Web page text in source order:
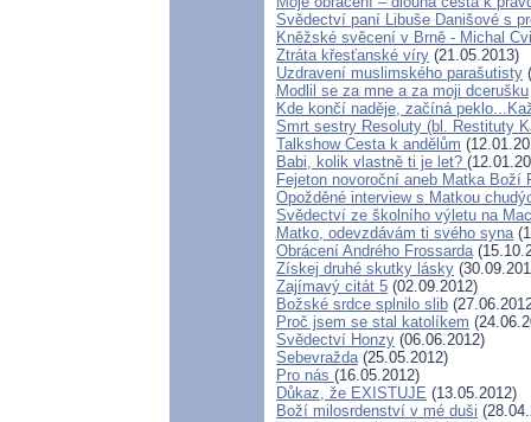
Svědectví paní Libuše Danišové s
Kněžské svěcení v Brně - Michal
Ztráta křesťanské víry (21.05.2013)
Uzdravení muslimského parašutisty
Modlil se za mne a za moji dcerušku
Kde končí naděje, začíná
Smrt sestry Resoluty (bl. Restituty
Talkshow Cesta k andělům
Babi, kolik vlastně ti je let?
Fejeton novoroční aneb Matka
Opožděné interview s Matkou
Svědectví ze školního výletu na
Matko, odevzdávám ti svého syna
Obrácení Andrého Frossarda
Získej druhé skutky lásky
Zajímavý citát 5 (02.09.2012)
Božské srdce splnilo slib
Proč jsem se stal katolíkem
Svědectví Honzy (06.06.2012)
Sebevražda(25.05.2012)
Pro nás (16.05.2012)
Důkaz, že EXISTUJE (13.05.2012)
Boží milosrdenství v mé duši